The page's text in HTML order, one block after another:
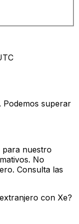
Podemos superar
para nuestro
No
Consulta las
con Xe?